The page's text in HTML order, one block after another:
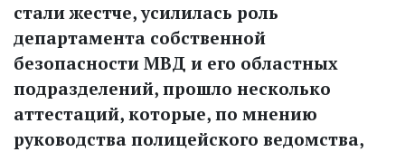
стали жестче, усилилась роль
департамента собственной
безопасности МВД и его областных
подразделений, прошло несколько
аттестаций, которые, по мнению
руководства полицейского ведомства,